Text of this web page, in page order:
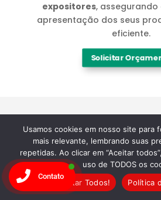
expositores,
apresentação dos seus
eficiente.
Solicitar
Marcas
Usamos cookies em nosso site para
mais relevante, lembrando suas
repetidas. Ao clicar em “Aceitar
uso de TODOS os
Aceitar Todos!
Política
Contato